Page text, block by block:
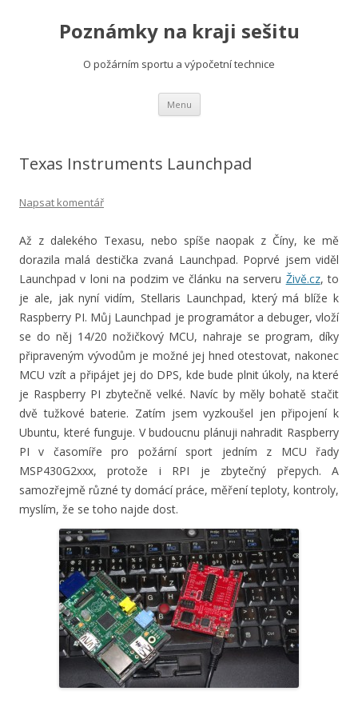
Poznámky na kraji sešitu
O požárním sportu a výpočetní technice
Menu Přejít
obsahu
Texas Instruments Launchpad
Napsat komentář
Až z dalekého Texasu, nebo spíše naopak z Číny, ke mě
dorazila malá destička zvaná Launchpad. Poprvé jsem viděl
Launchpad v loni na podzim ve článku na serveru Živě.cz, to
je ale, jak nyní vidím, Stellaris Launchpad, který má blíže k
Raspberry PI. Můj Launchpad je programátor a debuger, vloží
se do něj 14/20 nožičkový MCU, nahraje se program, díky
připraveným vývodům je možné jej hned otestovat, nakonec
MCU vzít a připájet jej do DPS, kde bude plnit úkoly, na které
je Raspberry PI zbytečně velké. Navíc by měly bohatě stačit
dvě tužkové baterie. Zatím jsem vyzkoušel jen připojení k
Ubuntu, které funguje. V budoucnu plánuji nahradit Raspberry
PI v časomíře pro požární sport jedním z MCU řady
MSP430G2xxx, protože i RPI je zbytečný přepych. A
samozřejmě různé ty domácí práce, měření teploty, kontroly,
myslím, že se toho najde dost.